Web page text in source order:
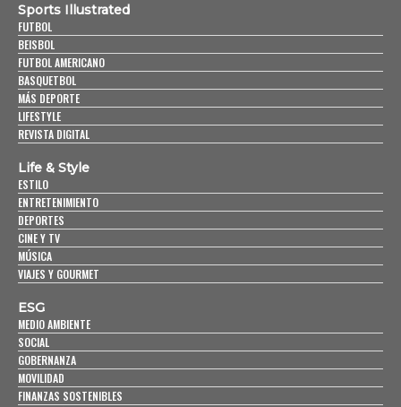
Sports Illustrated
FUTBOL
BEISBOL
FUTBOL AMERICANO
BASQUETBOL
MÁS DEPORTE
LIFESTYLE
REVISTA DIGITAL
Life & Style
ESTILO
ENTRETENIMIENTO
DEPORTES
CINE Y TV
MÚSICA
VIAJES Y GOURMET
ESG
MEDIO AMBIENTE
SOCIAL
GOBERNANZA
MOVILIDAD
FINANZAS SOSTENIBLES